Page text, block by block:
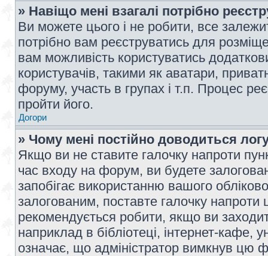
» Навіщо мені взагалі потрібно
Ви можете цього і не робити, все
потрібно вам реєструватись для
вам можливість користуватись
користувачів, такими як аватари,
форуму, участь в групах і т.п. Процес
пройти його.
Догори
» Чому мені постійно доводиться
Якщо ви не ставите галочку напроти
час входу на форум, ви будете
запобігає використанню вашого
залогованим, поставте галочку
рекомендується робити, якщо ви
наприклад в бібліотеці, інтернет-кафе,
означає, що адміністратор вимкнув цю